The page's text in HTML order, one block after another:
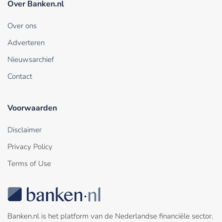
Over Banken.nl
Over ons
Adverteren
Nieuwsarchief
Contact
Voorwaarden
Disclaimer
Privacy Policy
Terms of Use
Banken.nl is het platform van de Nederlandse financiële sector.